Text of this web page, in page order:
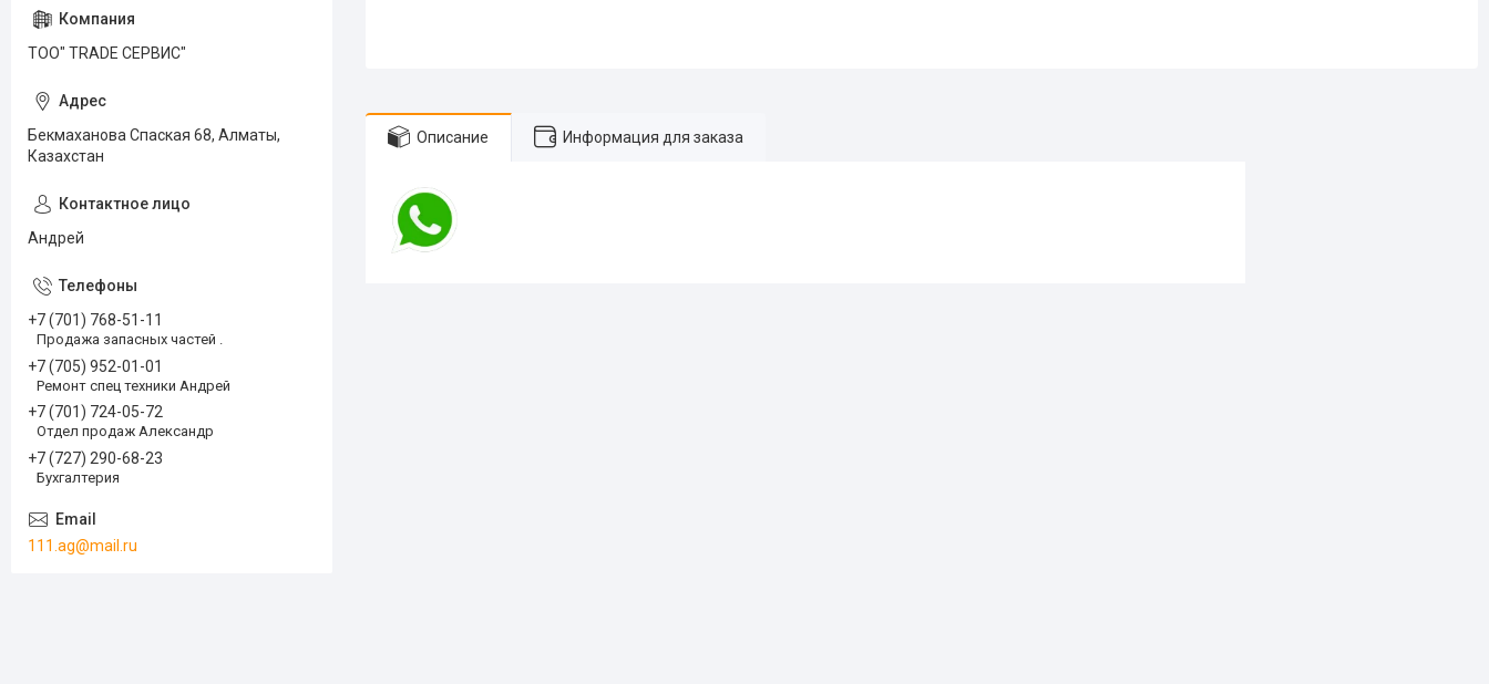
Описание Информация для заказа
ТОО" TRADE СЕРВИС"
Бекмаханова Спаская 68, Алматы,
Казахстан
Андрей
+7 (701) 768-51-11
Продажа запасных частей .
+7 (705) 952-01-01
Ремонт спец техники Андрей
+7 (701) 724-05-72
Отдел продаж Александр
+7 (727) 290-68-23
Бухгалтерия
111.ag@mail.ru